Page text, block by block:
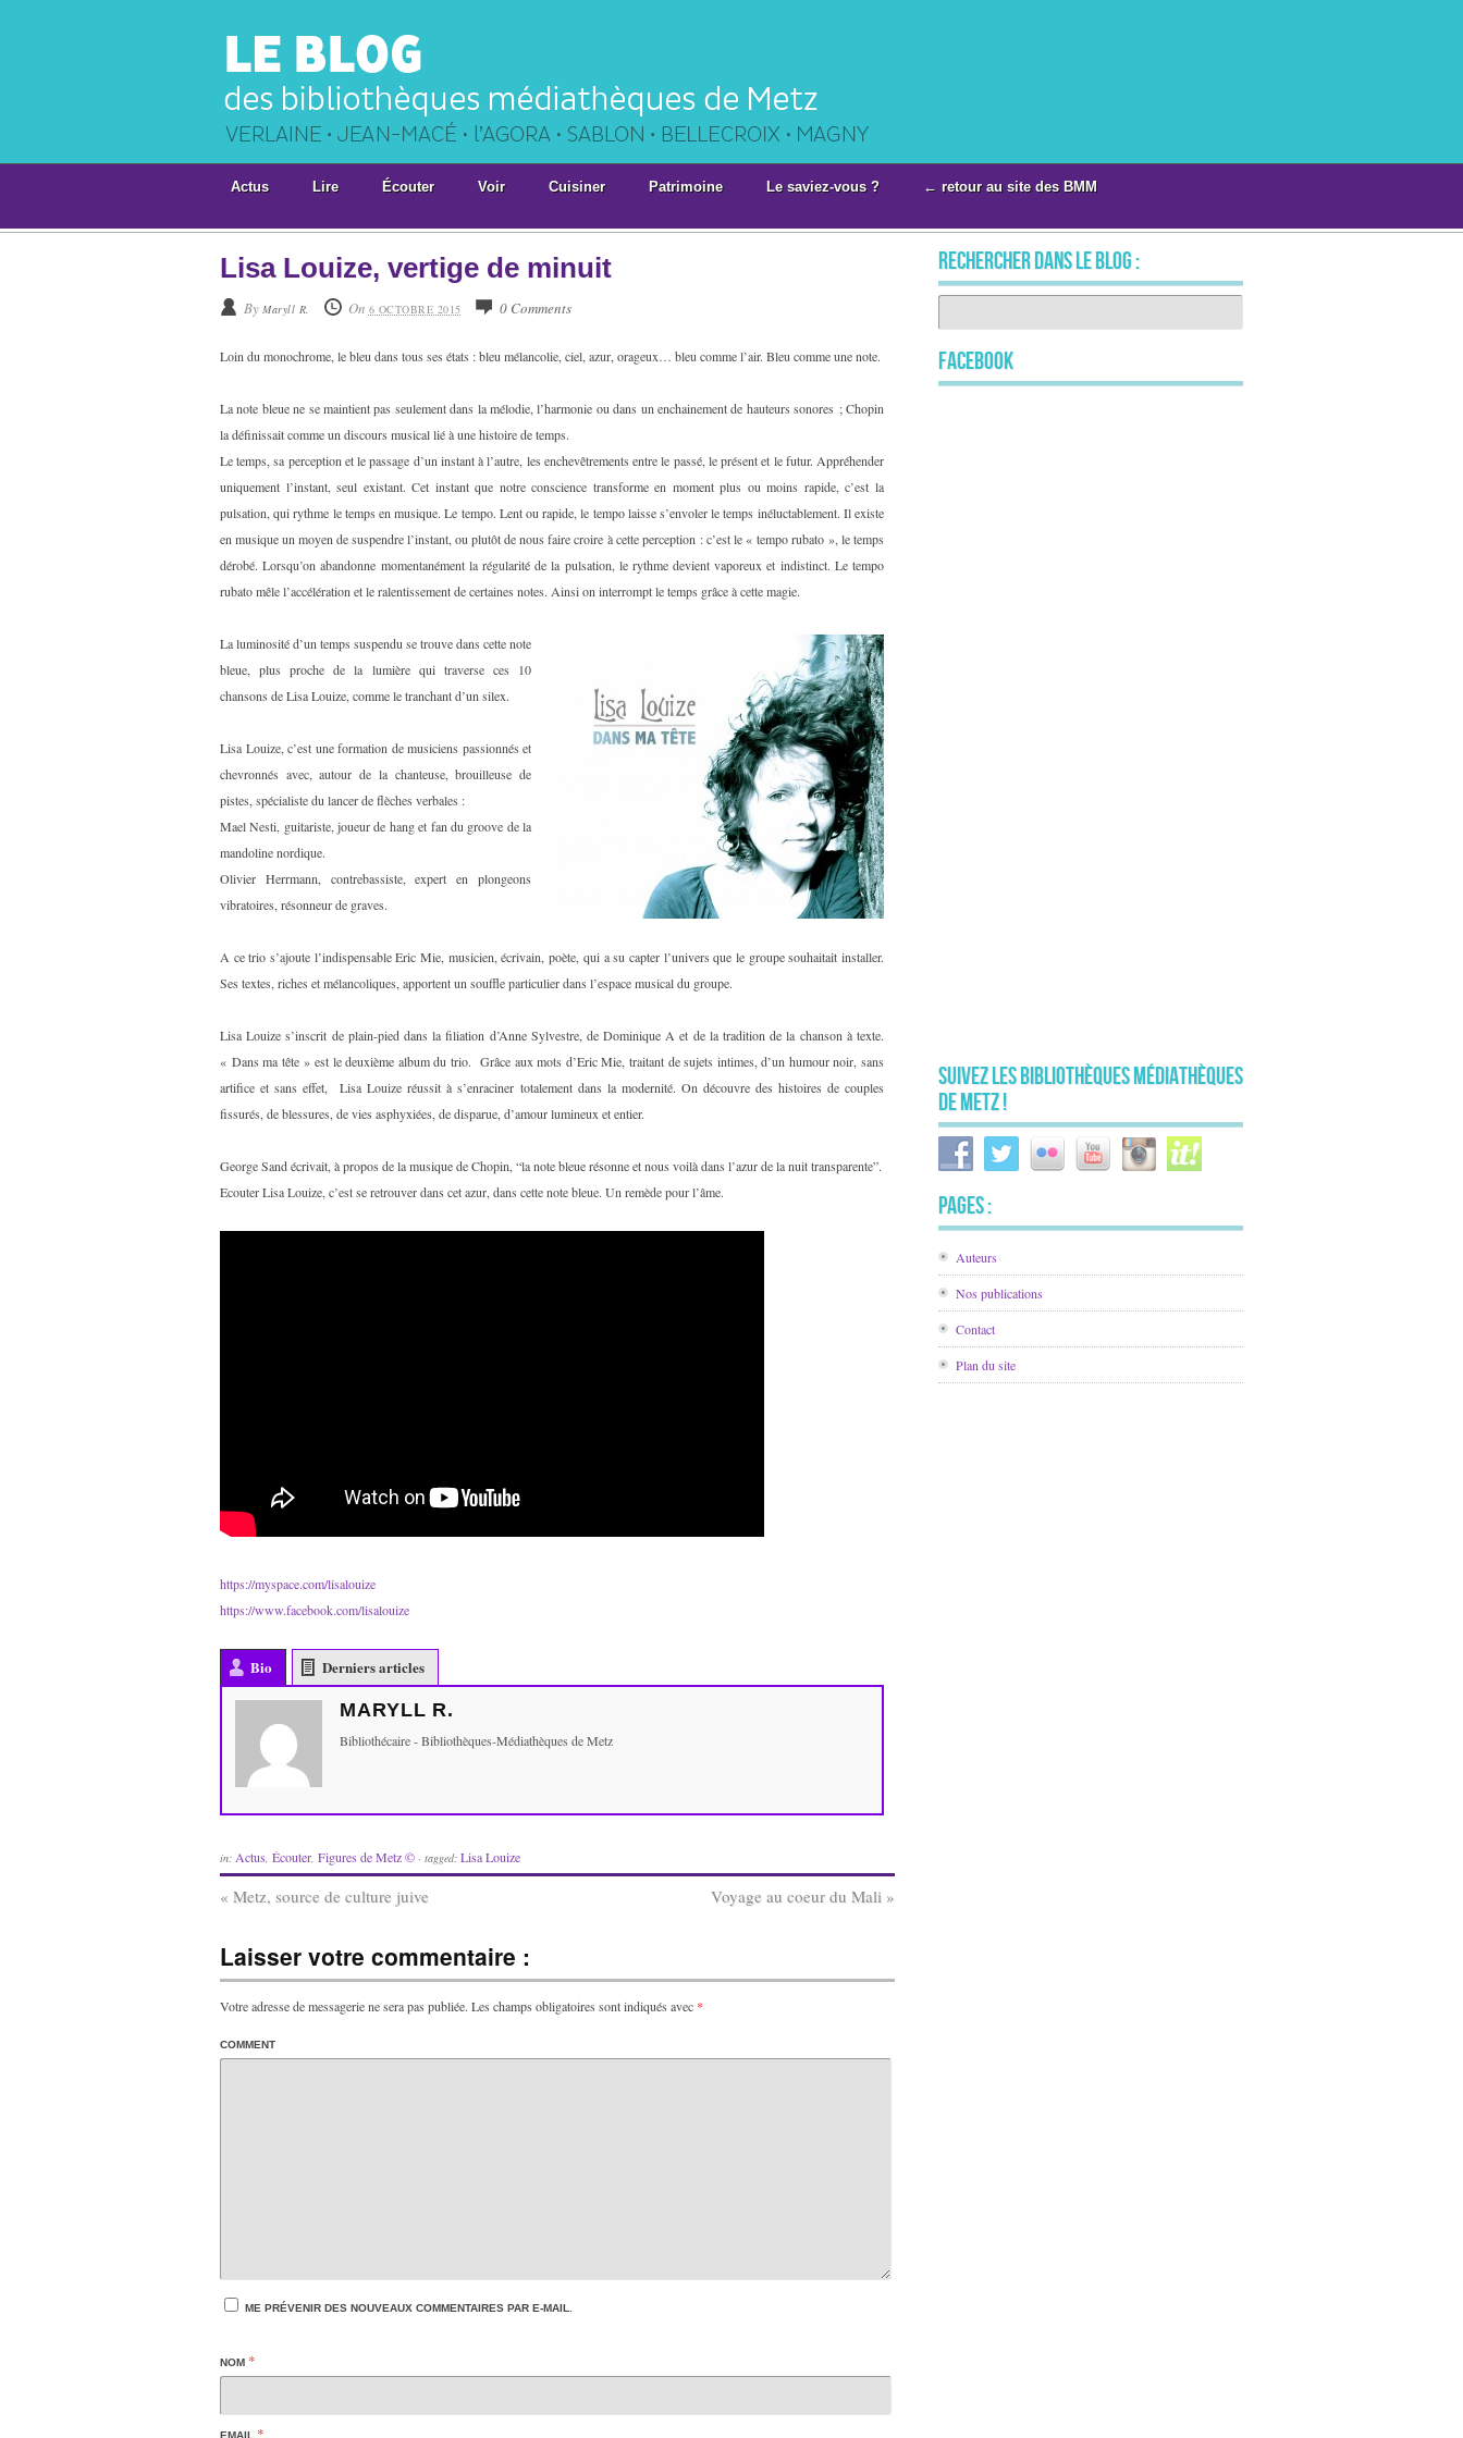
Actus Lire Écouter Voir Cuisiner Patrimoine Le saviez-vous ? ← retour au site des BMM
Lisa Louize, vertige de minuit
By Maryll R. On 6 OCTOBRE 2015 0 Comments
Loin du monochrome, le bleu dans tous ses états : bleu mélancolie, ciel, azur, orageux… bleu comme l’air. Bleu comme une note.
La note bleue ne se maintient pas seulement dans la mélodie, l’harmonie ou dans un enchainement de hauteurs sonores ; Chopin
la définissait comme un discours musical lié à une histoire de temps.
Le temps, sa perception et le passage d’un instant à l’autre, les enchevêtrements entre le passé, le présent et le futur. Appréhender
uniquement l’instant, seul existant. Cet instant que notre conscience transforme en moment plus ou moins rapide, c’est la
pulsation, qui rythme le temps en musique. Le tempo. Lent ou rapide, le tempo laisse s’envoler le temps inéluctablement. Il existe
en musique un moyen de suspendre l’instant, ou plutôt de nous faire croire à cette perception : c’est le « tempo rubato », le temps
dérobé. Lorsqu’on abandonne momentanément la régularité de la pulsation, le rythme devient vaporeux et indistinct. Le tempo
rubato mêle l’accélération et le ralentissement de certaines notes. Ainsi on interrompt le temps grâce à cette magie.
La luminosité d’un temps suspendu se trouve dans cette note
bleue, plus proche de la lumière qui traverse ces 10
chansons de Lisa Louize, comme le tranchant d’un silex.
Lisa Louize, c’est une formation de musiciens passionnés et
chevronnés avec, autour de la chanteuse, brouilleuse de
pistes, spécialiste du lancer de flèches verbales :
Mael Nesti, guitariste, joueur de hang et fan du groove de la
mandoline nordique.
Olivier Herrmann, contrebassiste, expert en plongeons
vibratoires, résonneur de graves.
A ce trio s’ajoute l’indispensable Eric Mie, musicien, écrivain, poète, qui a su capter l’univers que le groupe souhaitait installer.
Ses textes, riches et mélancoliques, apportent un souffle particulier dans l’espace musical du groupe.
Lisa Louize s’inscrit de plain-pied dans la filiation d’Anne Sylvestre, de Dominique A et de la tradition de la chanson à texte.
« Dans ma tête » est le deuxième album du trio. Grâce aux mots d’Eric Mie, traitant de sujets intimes, d’un humour noir, sans
artifice et sans effet, Lisa Louize réussit à s’enraciner totalement dans la modernité. On découvre des histoires de couples
fissurés, de blessures, de vies asphyxiées, de disparue, d’amour lumineux et entier.
George Sand écrivait, à propos de la musique de Chopin, “la note bleue résonne et nous voilà dans l’azur de la nuit transparente”.
Ecouter Lisa Louize, c’est se retrouver dans cet azur, dans cette note bleue. Un remède pour l’âme.
https://myspace.com/lisalouize
https://www.facebook.com/lisalouize
Bio Derniers articles
MARYLL R.
Bibliothécaire - Bibliothèques-Médiathèques de Metz
in: Actus, Écouter, Figures de Metz © · tagged: Lisa Louize
« Metz, source de culture juive Voyage au coeur du Mali »
Laisser votre commentaire :
Votre adresse de messagerie ne sera pas publiée. Les champs obligatoires sont indiqués avec *
COMMENT
ME PRÉVENIR DES NOUVEAUX COMMENTAIRES PAR E-MAIL.
NOM *
EMAIL *
rechercher dans le blog :
Facebook
Suivez les Bibliothèques Médiathèques
de Metz !
Pages :
Auteurs
Nos publications
Contact
Plan du site